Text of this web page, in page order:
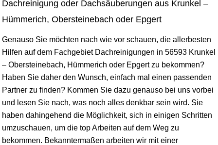
Dachreinigung oder Dachsäuberungen aus Krunkel –
Hümmerich, Obersteinebach oder Epgert
Genauso Sie möchten nach wie vor schauen, die allerbesten
Hilfen auf dem Fachgebiet Dachreinigungen in 56593 Krunkel
– Obersteinebach, Hümmerich oder Epgert zu bekommen?
Haben Sie daher den Wunsch, einfach mal einen passenden
Partner zu finden? Kommen Sie dazu genauso bei uns vorbei
und lesen Sie nach, was noch alles denkbar sein wird. Sie
haben dahingehend die Möglichkeit, sich in einigen Schritten
umzuschauen, um die top Arbeiten auf dem Weg zu
bekommen. Bekanntermaßen arbeiten wir mit einer